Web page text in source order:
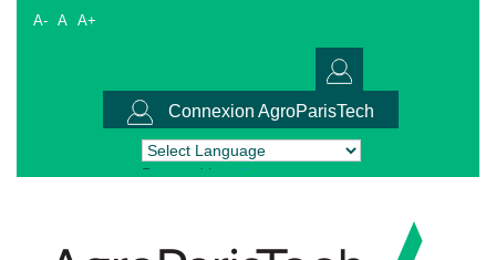
A- A A+
Connexion AgroParisTech
Powered by Translate